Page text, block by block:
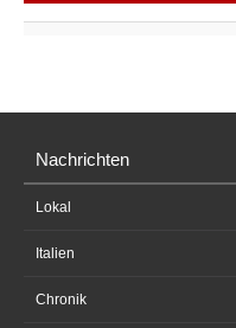
Nachrichten
Lokal
Italien
Chronik